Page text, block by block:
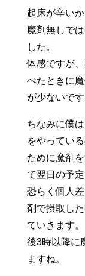
起床が辛い
魔剤無しで
した。
体感ですが
べたときに
が少ないで
ちなみに僕
をやってい
ために魔剤
て翌日の予定
恐らく個人
剤で摂取し
ていきます
後3時以降に
ますね。